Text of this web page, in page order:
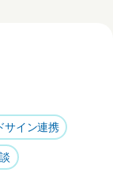
サイン連携